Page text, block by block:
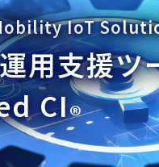
IoT
用支援ツ
CI®